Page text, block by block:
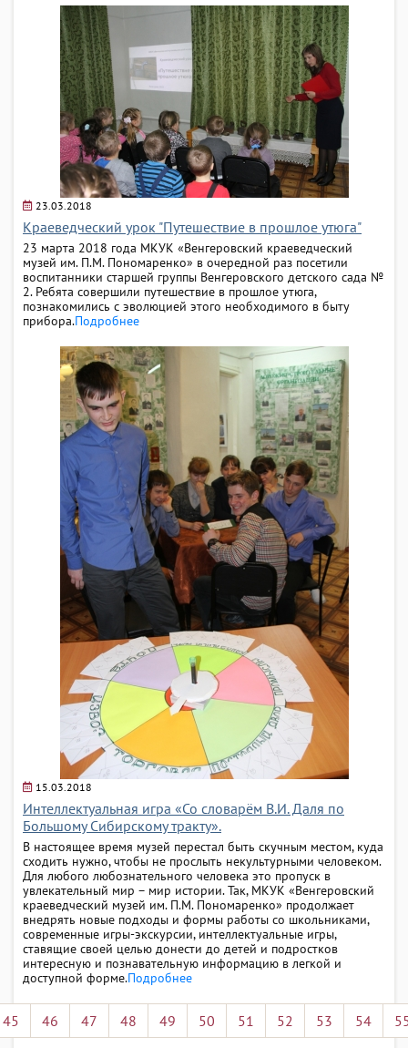
23.03.2018
Краеведческий урок "Путешествие в прошлое утюга"
23 марта 2018 года МКУК «Венгеровский краеведческий
музей им. П.М. Пономаренко» в очередной раз посетили
воспитанники старшей группы Венгеровского детского сада №
2. Ребята совершили путешествие в прошлое утюга,
познакомились с эволюцией этого необходимого в быту
прибора.Подробнее
15.03.2018
Интеллектуальная игра «Со словарём В.И. Даля по
Большому Сибирскому тракту».
В настоящее время музей перестал быть скучным местом, куда
сходить нужно, чтобы не прослыть некультурными человеком.
Для любого любознательного человека это пропуск в
увлекательный мир – мир истории. Так, МКУК «Венгеровский
краеведческий музей им. П.М. Пономаренко» продолжает
внедрять новые подходы и формы работы со школьниками,
современные игры-экскурсии, интеллектуальные игры,
ставящие своей целью донести до детей и подростков
интересную и познавательную информацию в легкой и
доступной форме.Подробнее
45 46 47 48 49 50 51 52 53 54